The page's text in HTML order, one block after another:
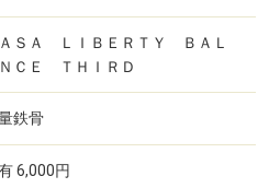
ＳＡ ＬＩＢＥＲＴＹ ＢＡＬ
ＣＥ ＴＨＩＲＤ
鉄骨
6,000円